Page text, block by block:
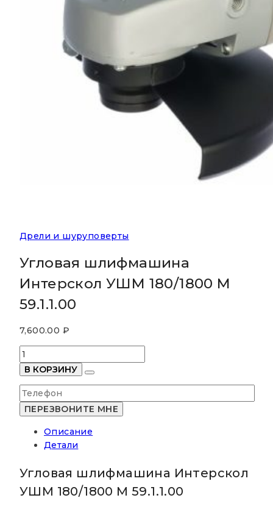
Дрели и шуруповерты
Угловая шлифмашина
Интерскол УШМ 180/1800 М
59.1.1.00
7,600.00 ₽
Количество
товара
Угловая
шлифмашина
Интерскол
УШМ
180/1800
В КОРЗИНУ
Описание
Детали
Угловая шлифмашина Интерскол
УШМ 180/1800 М 59.1.1.00